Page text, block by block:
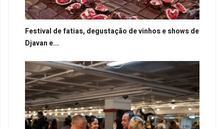
Festival de fatias, degustação de vinhos e shows de
Djavan e...